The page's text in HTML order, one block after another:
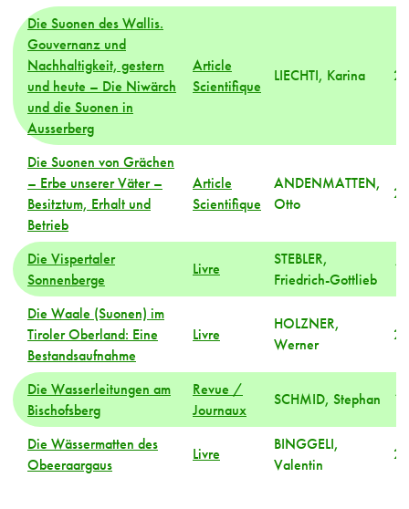
Die Suonen des Wallis.
Gouvernanz und
Nachhaltigkeit, gestern
und heute – Die Niwärch
und die Suonen in
Ausserberg
Article
Scientifique
LIECHTI, Karina
Die Suonen von Grächen
– Erbe unserer Väter –
Besitztum, Erhalt und
Betrieb
Article
Scientifique
ANDENMATTEN,
Otto
Die Vispertaler
Sonnenberge
Livre
STEBLER,
Friedrich-Gottlieb
Die Waale (Suonen) im
Tiroler Oberland: Eine
Bestandsaufnahme
Livre
HOLZNER,
Werner
Die Wasserleitungen am
Bischofsberg
Revue /
Journaux
SCHMID, Stephan
Die Wässermatten des
Obeeraargaus
Livre
BINGGELI,
Valentin
26